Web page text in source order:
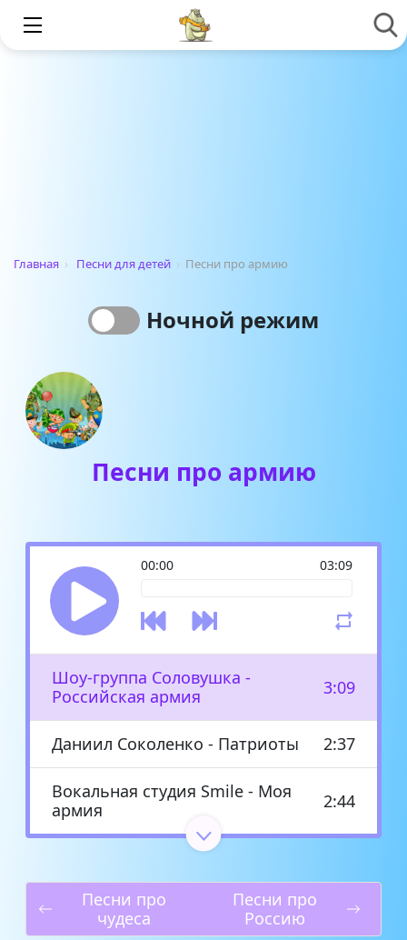
Главная › Песни для детей › Песни про армию
Ночной режим
Песни про армию
00:00 03:09
Шоу-группа Соловушка -
Российская армия
3:09
Даниил Соколенко - Патриоты 2:37
Вокальная студия Smile - Моя
армия
2:44
Евгений Христолюбов - День
Российской Армии
Сестры Нужины - Вперёд,
2:35
Песни про
чудеса
Песни про
Россию